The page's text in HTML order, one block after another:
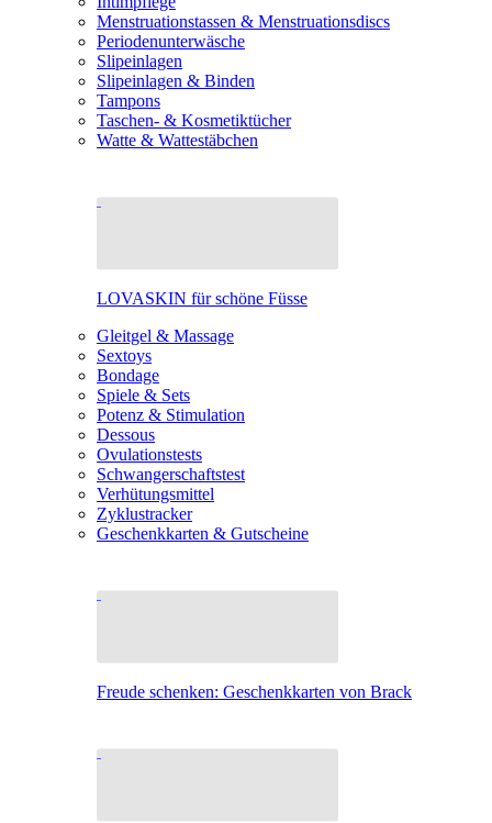
Menstruationstassen & Menstruationsdiscs
Periodenunterwäsche
Slipeinlagen
Slipeinlagen & Binden
Tampons
Taschen- & Kosmetiktücher
Watte & Wattestäbchen
LOVASKIN für schöne Füsse
Gleitgel & Massage
Sextoys
Bondage
Spiele & Sets
Potenz & Stimulation
Dessous
Ovulationstests
Schwangerschaftstest
Verhütungsmittel
Zyklustracker
Geschenkkarten & Gutscheine
Freude schenken: Geschenkkarten von Brack